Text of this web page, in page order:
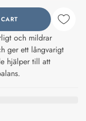
och mildrar
ger ett långvarigt
hjälper till att